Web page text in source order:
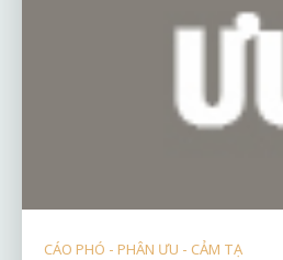
CÁO PHÓ - PHÂN ƯU - CẢM TẠ